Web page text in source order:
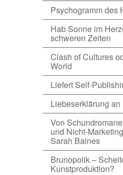
Psychogramm des
Hab Sonne im
schweren Zeiten
Clash of Cultures
World
Liefert Self-
Liebeserklärung
Von
und Nicht-
Sarah Baines
Brunopolik –
Kunstproduktion?